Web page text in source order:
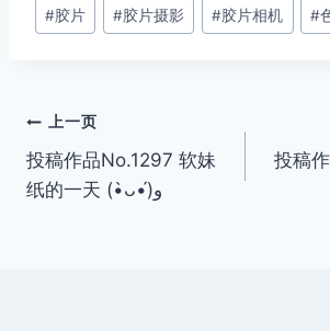
标
#胶片 #胶片摄影 #胶片相机 #
文
章
上一页
投稿作品No.1297 软妹
纸的一天 (•̀ᴗ•́)و
投稿